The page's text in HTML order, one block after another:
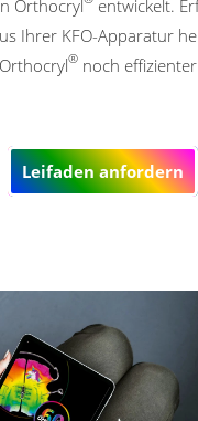
Orthocryl
entwickelt.
Ihrer KFO-Apparatur
® noch
Leifaden anfordern